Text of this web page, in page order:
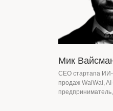
Мик
CEO стартапа
продаж WaiWai,